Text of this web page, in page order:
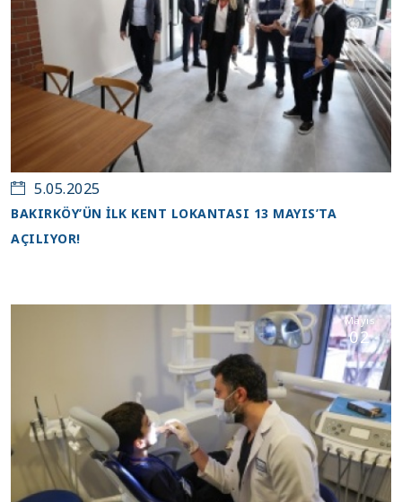
5.05.2025
BAKIRKÖY’ÜN İLK KENT LOKANTASI 13 MAYIS’TA
AÇILIYOR!
Mayıs
02